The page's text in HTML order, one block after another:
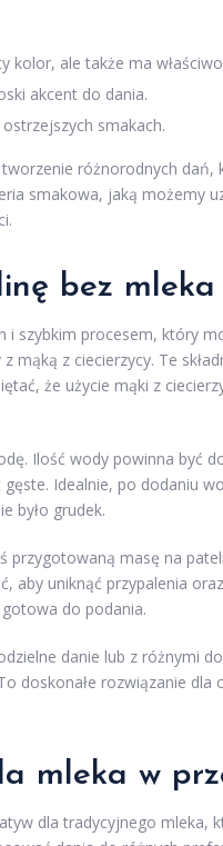
kolor, ale także ma
akcent do dania.
smakach.
różnorodnych
smakowa, jaką możemy
bez
szybkim procesem, który
mąką z ciecierzycy. Te
że użycie mąki z
Ilość wody powinna być
Idealnie, po dodaniu
było grudek.
przygotowaną masę na
aby uniknąć przypalenia
do podania.
danie lub z różnymi
doskonałe rozwiązanie
mleka w
dla tradycyjnego mleka,